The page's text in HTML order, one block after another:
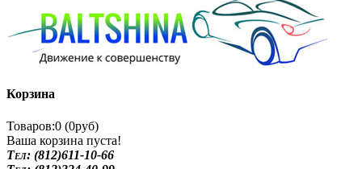
Корзина
Товаров:0 (0руб)
Ваша корзина пуста!
Tел: (812)611-10-66